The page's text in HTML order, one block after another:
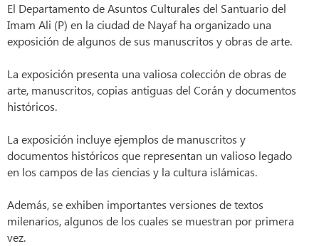
El Departamento de Asuntos Culturales del Santuario del
Imam Ali (P) en la ciudad de Nayaf ha organizado una
exposición de algunos de sus manuscritos y obras de arte.
La exposición presenta una valiosa colección de obras de
arte, manuscritos, copias antiguas del Corán y documentos
históricos.
La exposición incluye ejemplos de manuscritos y
documentos históricos que representan un valioso legado
en los campos de las ciencias y la cultura islámicas.
Además, se exhiben importantes versiones de textos
milenarios, algunos de los cuales se muestran por primera
vez.